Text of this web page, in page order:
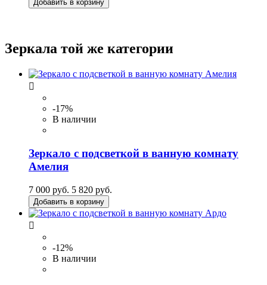
Добавить в корзину
Зеркала той же категории

-17%
В наличии
Зеркало с подсветкой в ванную комнату
Амелия
7 000 руб. 5 820 руб.
Добавить в корзину

-12%
В наличии